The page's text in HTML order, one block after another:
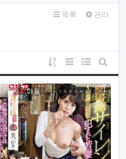
목록 관리
게시물 정렬
리스트 스타일
웹진 스타일
게시